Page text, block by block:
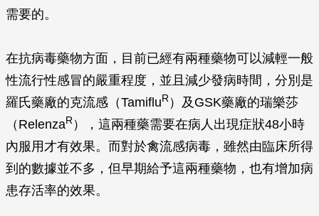
需要的。
在抗病毒藥物方面，目前已經有兩種藥物可以減輕一般
性流行性感冒的嚴重程度，並且減少發病時間，分別是
羅氏藥廠的克流感（Tamiflu R ）及GSK藥廠的瑞樂莎
（RelenzaR ），這兩種藥需要在病人出現症狀48小時
內服用才有效果。而對於禽流感病毒，雖然由臨床所得
到的數據並不多，但早期給予這兩種藥物，也有增加病
患存活率的效果。